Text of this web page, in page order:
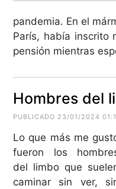
pandemia. En el
París, había inscrito
pensión mientras
Hombres del
PUBLICADO 23/01/2024
Lo que más me
fueron los
del limbo que
caminar sin ver,